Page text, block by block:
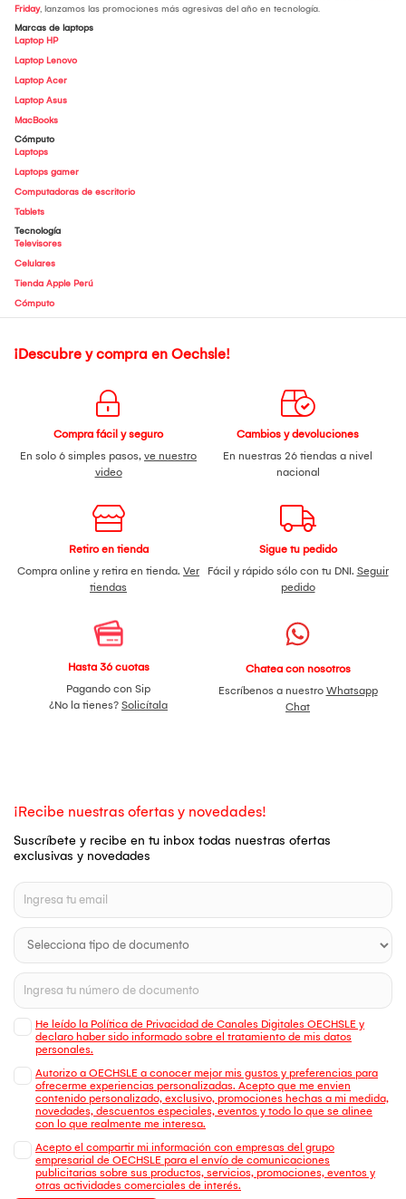
Friday, lanzamos las promociones más agresivas del año en tecnología.
Marcas de laptops
Laptop HP
Laptop Lenovo
Laptop Acer
Laptop Asus
MacBooks
Cómputo
Laptops
Laptops gamer
Computadoras de escritorio
Tablets
Tecnología
Televisores
Celulares
Tienda Apple Perú
Cómputo
¡Descubre y compra en Oechsle!
Compra fácil y seguro
En solo 6 simples pasos, ve nuestro
video
Cambios y devoluciones
En nuestras 26 tiendas a nivel
nacional
Retiro en tienda
Compra online y retira en tienda. Ver
tiendas
Sigue tu pedido
Fácil y rápido sólo con tu DNI. Seguir
pedido
Hasta 36 cuotas
Pagando con Sip
¿No la tienes? Solicítala
Chatea con nosotros
Escríbenos a nuestro Whatsapp
Chat
¡Recibe nuestras ofertas y novedades!
Suscríbete y recibe en tu inbox todas nuestras ofertas
exclusivas y novedades
He leído la Política de Privacidad de Canales Digitales OECHSLE y
declaro haber sido informado sobre el tratamiento de mis datos
personales.
Autorizo a OECHSLE a conocer mejor mis gustos y preferencias para
ofrecerme experiencias personalizadas. Acepto que me envien
contenido personalizado, exclusivo, promociones hechas a mi medida,
novedades, descuentos especiales, eventos y todo lo que se alinee
con lo que realmente me interesa.
Acepto el compartir mi información con empresas del grupo
empresarial de OECHSLE para el envío de comunicaciones
publicitarias sobre sus productos, servicios, promociones, eventos y
otras actividades comerciales de interés.